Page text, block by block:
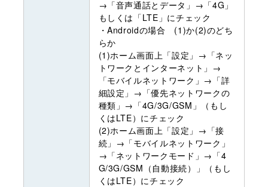
→「音声通話とデータ」→「4G」
もしくは「LTE」にチェック
・Androidの場合 (1)か(2)のどち
らか
(1)ホーム画面上「設定」→「ネッ
トワークとインターネット」→
「モバイルネットワーク」→「詳
細設定」→「優先ネットワークの
種類」→「4G/3G/GSM」（もし
くはLTE）にチェック
(2)ホーム画面上「設定」→「接
続」→「モバイルネットワーク」
→「ネットワークモード」→「4
G/3G/GSM（自動接続）」（もし
くはLTE）にチェック